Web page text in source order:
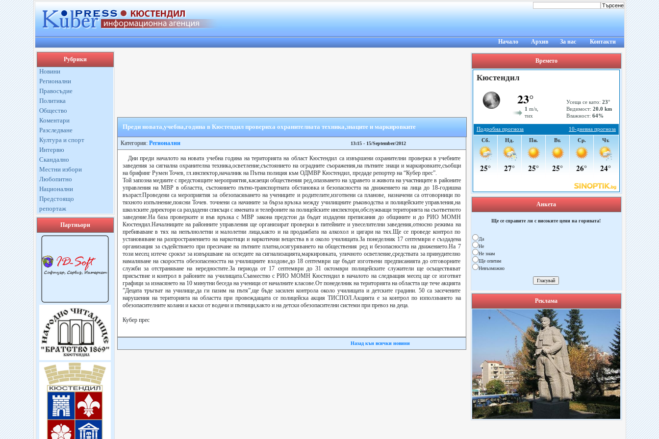
Начало Архив За нас Контакти
Рубрики
Новини
Регионални
Правосъдие
Политика
Общество
Коментари
Разследване
Култура и спорт
Интервю
Скандално
Местни избори
Любопитно
Национални
Предстоящо
репортаж
Партньори
Преди новата,учебна,година в Кюстендил провериха охранителната техника,знаците и маркировките
Категория: Регионални 13:15 - 15/September/2012
Дни преди началото на новата учебна година на територията на област Кюстендил са извършени охранителни проверки в учебните
заведения за сигнална охранителна техника,осветление,състоянието на оградните съоражения,на пътните знаци и маркировките,съобщи
на брифинг Румен Точев, гл.инспектор,началник на Пътна полиция към ОДМВР Кюстендил, предаде репортер на “Кубер прес”.
Той запозна медиите с предстоящите мероприятия,касаещи обществения ред,опазването на здравето и живота на участниците в районите
управления на МВР в областта, състоянието пътно-транспортната обстановка и безопасността на движението на лица до 18-годишна
възраст.Проведени са мероприятия за обезопасяването на учениците и родителите,изготвени са планове, назначени са отговорници по
тяхното изпълнение,поясни Точев. точнени са начините за бърза връзка между училищните ръководства и полицейските управления,на
школските директори са раздадени списъци с имената и телефоните на полицейските инспектори,обслужващи територията на съответното
заведение.На база проверките и във връзка с МВР закона предстои да бъдат издадени преписания до общините и до РИО МОМН
Кюстендил.Началниците на районните управления ще организират проверки в питейните и увеселителни заведения,относно режима на
пребиваване в тях на непълнолетни и малолетни лица,както и на продажбата на алкохол и цигари на тях.Ще се проведе контрол по
установяване на разпространението на наркотици и наркотични вещества в и около училищата.За понеделник 17 септември е създадена
организация за съдействието при пресичане на пътните платна,осигуряването на обществения ред и безопасността на движението.На 7
този месец изтече срокът за извършване на огледите на сигнализацията,маркировката, уличното осветление,средствата за принудително
намаляване на скоростта обезопасеността на училищните входове,до 18 септември ще бъдат изготвени предписанията до отговорните
служби за отстраняване на нередностите.За периода от 17 септември до 31 октомври полицейските служители ще осъществяват
присъствие и контрол в районите на училищата.Съвместно с РИО МОМН Кюстендил в началото на следващия месец ще се изготвят
графици за изнасянето на 10 минутни беседа на ученици от началните класове.От понеделник на територията на областта ще тече акцията
”Децата тръгват на училище,да ги пазим на пътя”,ще бъде засилен контрола около училищата и детските градини. 50 са засечените
нарушения на територията на областта при провеждащата се полицейска акция ТИСПОЛ.Акцията е за контрол по използването на
обезопасителните колани и каски от водачи и пътници,както и на детски обезопасителни системи при превоз на деца.
Кубер прес
Назад кън всички новини
Времето
Анкета
Ще се справите ли с високите цени на горивата!
Да
Не
Не знам
Ще опитам
Невъзможно
Реклама